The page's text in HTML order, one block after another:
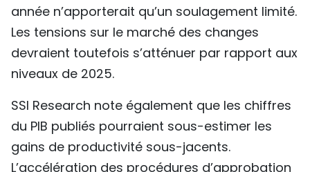
année n’apporterait qu’un soulagement limité.
Les tensions sur le marché des changes
devraient toutefois s’atténuer par rapport aux
niveaux de 2025.
SSI Research note également que les chiffres
du PIB publiés pourraient sous-estimer les
gains de productivité sous-jacents.
L’accélération des procédures d’approbation